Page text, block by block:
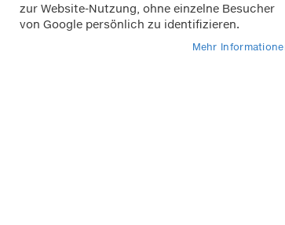
zur Website-Nutzung, ohne einzelne Besucher
von Google persönlich zu identifizieren.
Mehr